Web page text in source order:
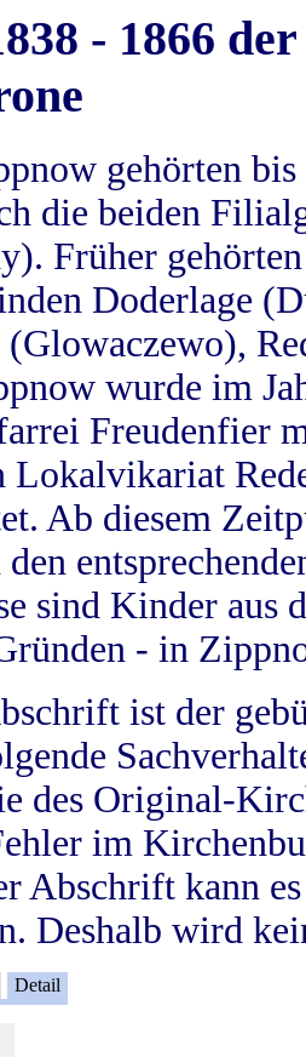
- 1866
gehörten
die beiden
Früher
Doderlage
wurde im
Freudenfier
Lokalvikariat
Ab diesem
sind Kinder aus
- in
ist der
des Original-
im
Abschrift kann
Deshalb wird
Detail